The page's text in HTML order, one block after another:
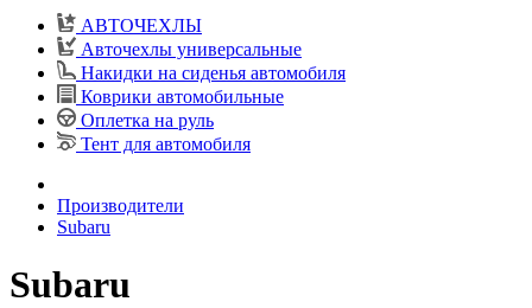
АВТОЧЕХЛЫ
Авточехлы универсальные
Накидки на сиденья автомобиля
Коврики автомобильные
Оплетка на руль
Тент для автомобиля
Производители
Subaru
Subaru